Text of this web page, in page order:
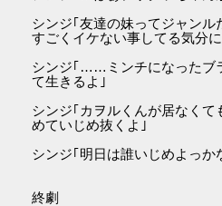
シンジ｢友達の妹ってジャンル
すごくイケない事してる気分
シンジ｢……ミンチになったブ
て生きるよ｣
シンジ｢カヲルくんが居なくて
めていじめ抜くよ｣
シンジ｢明日は誰いじめよっか
終劇